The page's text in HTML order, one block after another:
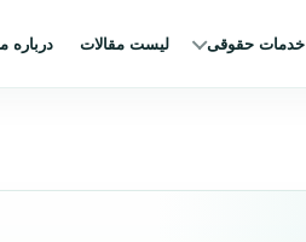
خدمات حقوقی لیست مقالات درباره